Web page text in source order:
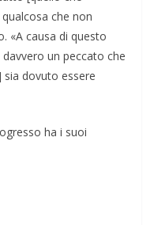
che non
«A causa di questo
un peccato che
dovuto essere
ha i suoi